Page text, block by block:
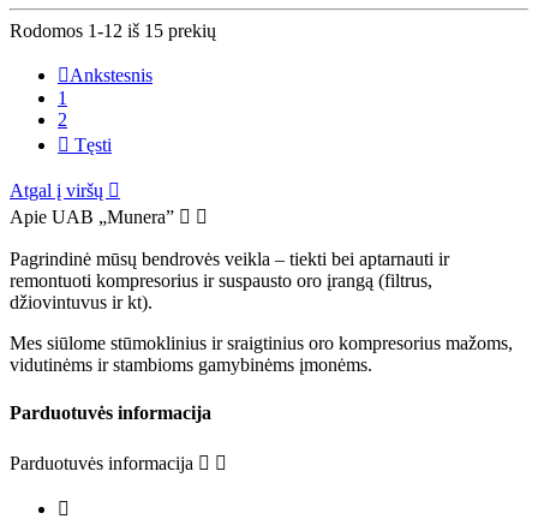
Rodomos 1-12 iš 15 prekių
Ankstesnis
1
2
 Tęsti
Atgal į viršų 
Apie UAB „Munera”  
Pagrindinė mūsų bendrovės veikla – tiekti bei aptarnauti ir
remontuoti kompresorius ir suspausto oro įrangą (filtrus,
džiovintuvus ir kt).
Mes siūlome stūmoklinius ir sraigtinius oro kompresorius mažoms,
vidutinėms ir stambioms gamybinėms įmonėms.
Parduotuvės informacija
Parduotuvės informacija  
